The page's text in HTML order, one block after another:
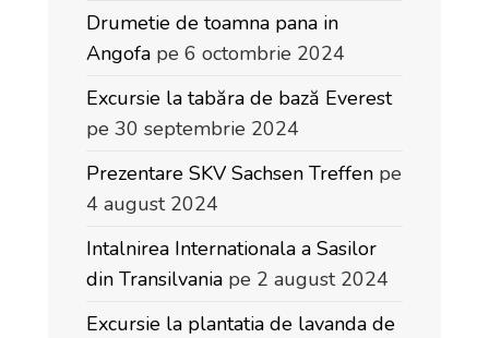
Drumetie de toamna pana in
Angofa pe 6 octombrie 2024
Excursie la tabăra de bază Everest
pe 30 septembrie 2024
Prezentare SKV Sachsen Treffen pe
4 august 2024
Intalnirea Internationala a Sasilor
din Transilvania pe 2 august 2024
Excursie la plantatia de lavanda de